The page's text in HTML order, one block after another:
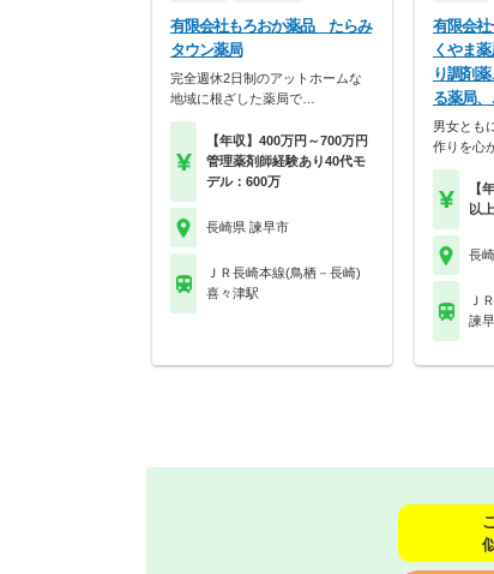
有限会社もろおか薬品 たらみ
タウン薬局
完全週休2日制のアットホームな
地域に根ざした薬局で…
【年収】400万円～700万円
管理薬剤師経験あり40代モ
デル：600万
長崎県 諫早市
ＪＲ長崎本線(鳥栖－長崎)
喜々津駅
有限会
くやま
り調剤
る薬局
男女とも
作りを心
【
以
長
Ｊ
諫